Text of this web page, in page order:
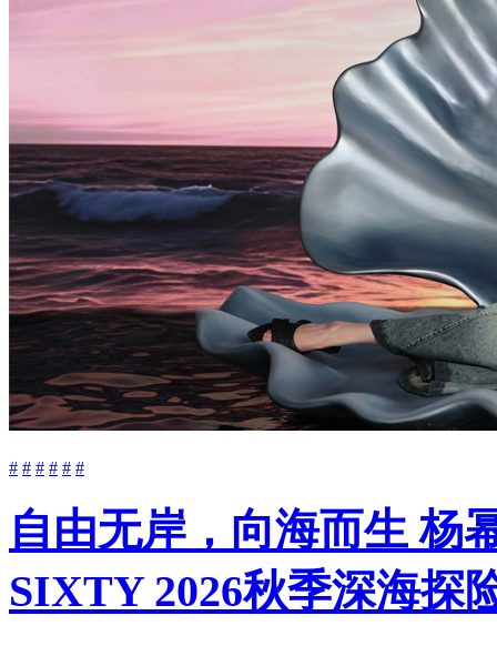
# # # # # #
自由无岸，向海而生 杨
SIXTY 2026秋季深海探